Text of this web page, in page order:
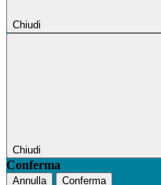
Chiudi
Chiudi
Conferma
Annulla Conferma